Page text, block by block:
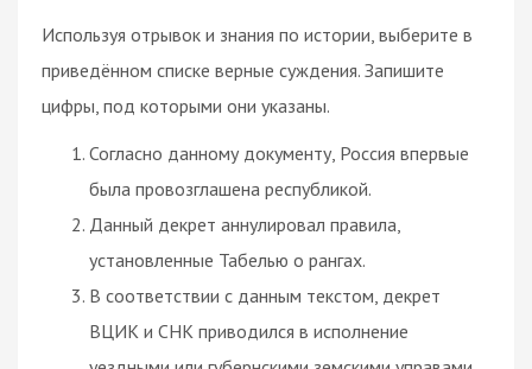
Используя отрывок и знания по истории, выберите в
приведённом списке верные суждения. Запишите
цифры, под которыми они указаны.
Согласно данному документу, Россия впервые
была провозглашена республикой.
Данный декрет аннулировал правила,
установленные Табелью о рангах.
В соответствии с данным текстом, декрет
ВЦИК и СНК приводился в исполнение